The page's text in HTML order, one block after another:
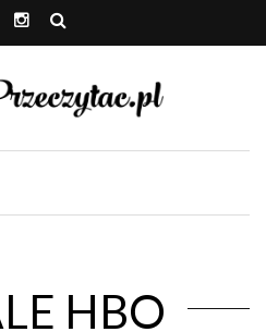
HBO